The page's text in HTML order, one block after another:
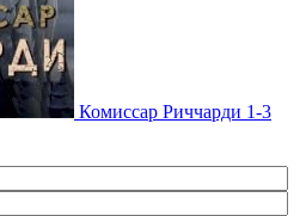
Комиссар Риччарди 1-3